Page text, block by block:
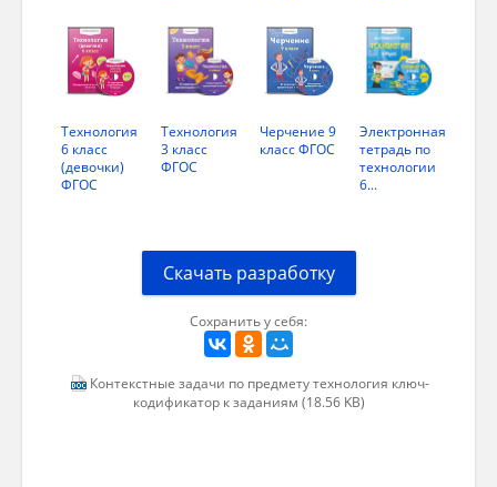
2Б
Одежда, повязки, канаты, бинты,
простыни, масло…
(ответы строго из текста)
2П
Легкая промышленность,
3Б
Составлена схема,эскиз
4П
Руки и ноги на ширину плеч, подъем
Технология
6 класс
(девочки)
ФГОС
Технология
3 класс
ФГОС
Черчение 9
класс ФГОС
Электронная
тетрадь по
технологии
6...
Скачать разработку
Сохранить у себя:
Контекстные задачи по предмету технология ключ-
кодификатор к заданиям (18.56 KB)